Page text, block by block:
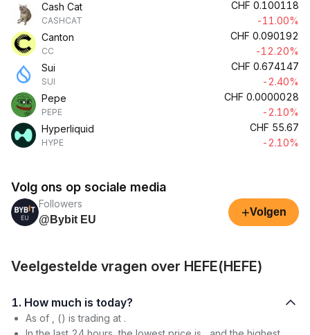
Cash Cat
CASHCAT
CHF 0.100118
-11.00%
Canton
CC
CHF 0.090192
-12.20%
Sui
SUI
CHF 0.674147
-2.40%
Pepe
PEPE
CHF 0.0000028
-2.10%
Hyperliquid
HYPE
CHF 55.67
-2.10%
Volg ons op sociale media
Followers
@Bybit EU
+Volgen
Veelgestelde vragen over HEFE(HEFE)
1. How much is today?
As of , () is trading at .